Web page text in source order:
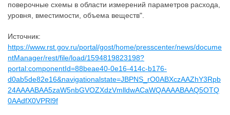
поверочные схемы в области измерений параметров расхода,
уровня, вместимости, объема веществ".
Источник:
https://www.rst.gov.ru/portal/gost/home/presscenter/news/docume
ntManager/rest/file/load/1594819823198?
portal:componentId=88beae40-0e16-414c-b176-
d0ab5de82e16&navigationalstate=JBPNS_rO0ABXczAAZhY3Rpb
24AAAABAA5zaW5nbGVOZXdzVmlldwACaWQAAAABAAQ5OTQ
0AAdfX0VPRl9f